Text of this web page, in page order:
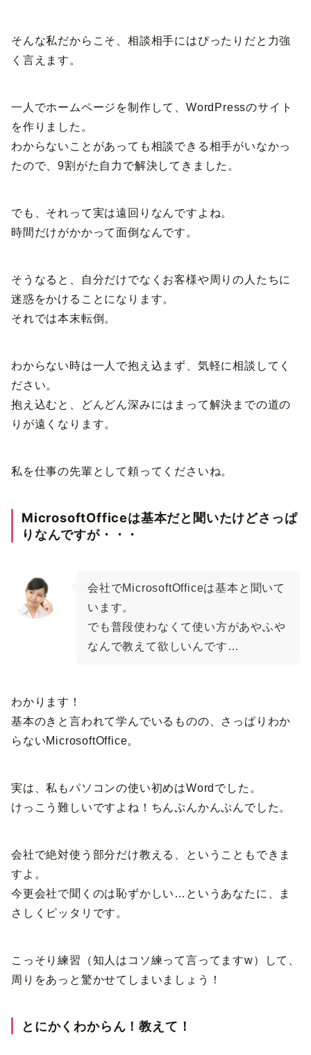
そんな私だからこそ、相談相手にはぴったりだと力強
く言えます。
一人でホームページを制作して、WordPressのサイト
を作りました。
わからないことがあっても相談できる相手がいなかっ
たので、9割がた自力で解決してきました。
でも、それって実は遠回りなんですよね。
時間だけがかかって面倒なんです。
そうなると、自分だけでなくお客様や周りの人たちに
迷惑をかけることになります。
それでは本末転倒。
わからない時は一人で抱え込まず、気軽に相談してく
ださい。
抱え込むと、どんどん深みにはまって解決までの道の
りが遠くなります。
私を仕事の先輩として頼ってくださいね。
MicrosoftOfficeは基本だと聞いたけどさっぱ
りなんですが・・・
会社でMicrosoftOfficeは基本と聞いて
います。
でも普段使わなくて使い方があやふや
なんで教えて欲しいんです…
わかります！
基本のきと言われて学んでいるものの、さっぱりわか
らないMicrosoftOffice。
実は、私もパソコンの使い初めはWordでした。
けっこう難しいですよね！ちんぷんかんぷんでした。
会社で絶対使う部分だけ教える、ということもできま
すよ。
今更会社で聞くのは恥ずかしい…というあなたに、ま
さしくピッタリです。
こっそり練習（知人はコソ練って言ってますw）して、
周りをあっと驚かせてしまいましょう！
とにかくわからん！教えて！